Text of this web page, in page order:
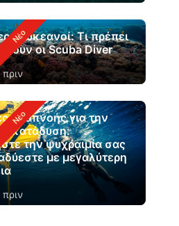
ωκεανοί: Τι πρέπει
οι Scuba Diver
αναπνοής για την
κατάδυση:
την ψυχραιμία σας
με μεγαλύτερη